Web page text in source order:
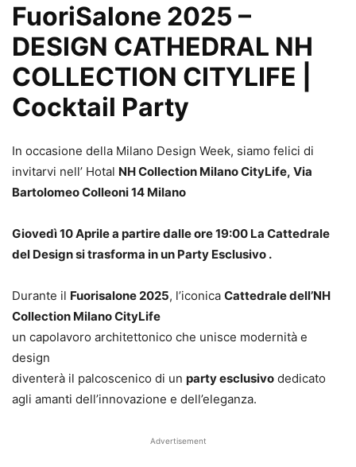
FuoriSalone 2025 –
DESIGN CATHEDRAL NH
COLLECTION CITYLIFE |
Cocktail Party
In occasione della Milano Design Week, siamo felici di
invitarvi nell’ Hotal NH Collection Milano CityLife, Via
Bartolomeo Colleoni 14 Milano
Giovedì 10 Aprile a partire dalle ore 19:00 La Cattedrale
del Design si trasforma in un Party Esclusivo .
Durante il Fuorisalone 2025, l’iconica Cattedrale dell’NH
Collection Milano CityLife
un capolavoro architettonico che unisce modernità e
design
diventerà il palcoscenico di un party esclusivo dedicato
agli amanti dell’innovazione e dell’eleganza.
Advertisement